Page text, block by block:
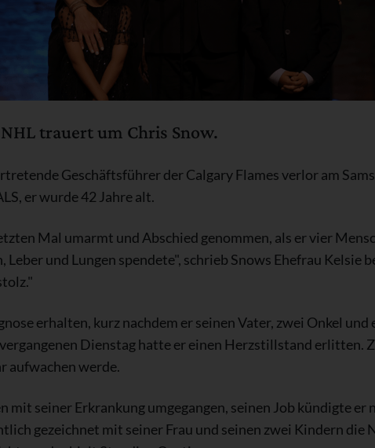
trauert um Chris Snow.
Geschäftsführer der Calgary Flames verlor am
er wurde 42 Jahre alt.
Mal umarmt und Abschied genommen, als er vier
Leber und Lungen spendete", schrieb Snows Ehefrau Kelsie
erhalten, kurz nachdem er seinen Vater, zwei Onkel und
Dienstag hatte er einen Herzstillstand erlitten.
aufwachen werde.
mit seiner Erkrankung umgegangen, seinen Job kündigte er
gezeichnet mit seiner Frau und seinen zwei Kindern die